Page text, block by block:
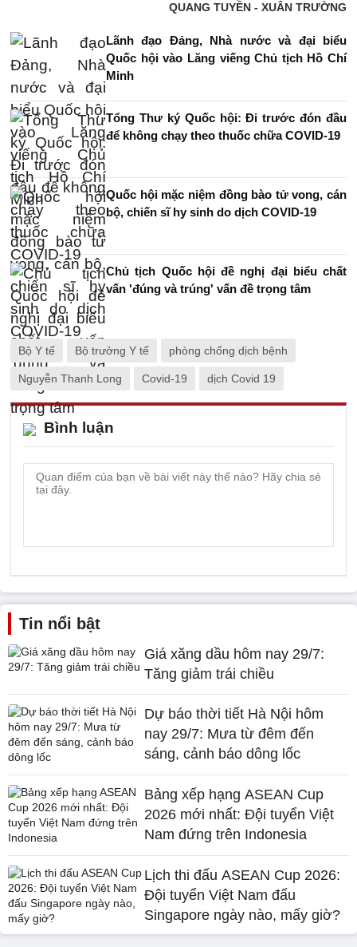
QUANG TUYỀN - XUÂN TRƯỜNG
Lãnh đạo Đảng, Nhà nước và đại biểu
Quốc hội vào Lăng viếng Chủ tịch Hồ Chí
Minh
Tổng Thư ký Quốc hội: Đi trước đón đầu
để không chạy theo thuốc chữa COVID-19
Quốc hội mặc niệm đồng bào tử vong, cán
bộ, chiến sĩ hy sinh do dịch COVID-19
Chủ tịch Quốc hội đề nghị đại biểu chất
vấn 'đúng và trúng' vấn đề trọng tâm
Bộ Y tế Bộ trưởng Y tế phòng chống dịch bệnh
Nguyễn Thanh Long Covid-19 dịch Covid 19
Bình luận
Tin nổi bật
Giá xăng dầu hôm nay 29/7:
Tăng giảm trái chiều
Dự báo thời tiết Hà Nội hôm
nay 29/7: Mưa từ đêm đến
sáng, cảnh báo dông lốc
Bảng xếp hạng ASEAN Cup
2026 mới nhất: Đội tuyển Việt
Nam đứng trên Indonesia
Lịch thi đấu ASEAN Cup 2026:
Đội tuyển Việt Nam đấu
Singapore ngày nào, mấy giờ?